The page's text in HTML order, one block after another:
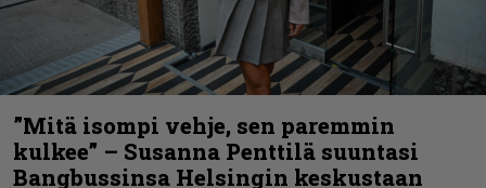
”Mitä isompi vehje, sen paremmin
kulkee” – Susanna Penttilä suuntasi
Bangbussinsa Helsingin keskustaan